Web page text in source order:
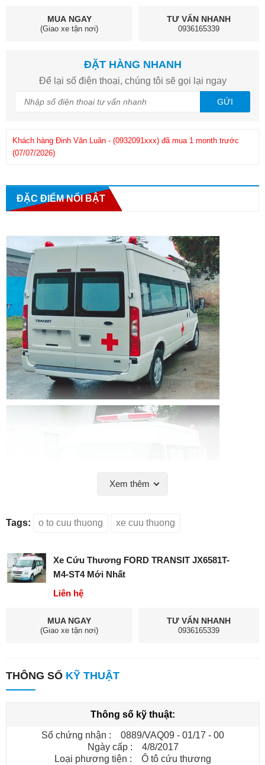
MUA NGAY
(Giao xe tận nơi)
TƯ VẤN NHANH
0936165339
ĐẶT HÀNG NHANH
Để lại số điện thoại, chúng tôi sẽ gọi lại ngay
GỬI
(07/07/2026)
Khách hàng
(0908286xxx)
đã mua 1 month trước
(25/06/2026)
ĐẶC ĐIỂM NỔI BẬT
Chúng tôi CÔNG TY CỔ PHẦN ĐẦU TƯ VÀ KINH DOANH
khách hàng.
Xem thêm
Tags: o to cuu thuong xe cuu thuong
Xe Cứu Thương FORD TRANSIT JX6581T-
M4-ST4 Mới Nhất
Liên hệ
MUA NGAY
(Giao xe tận nơi)
TƯ VẤN NHANH
0936165339
THÔNG SỐ KỸ THUẬT
Thông số kỹ thuật:
Số chứng nhận : 0889/VAQ09 - 01/17 - 00
Ngày cấp : 4/8/2017
Loại phương tiện : Ô tô cứu thương